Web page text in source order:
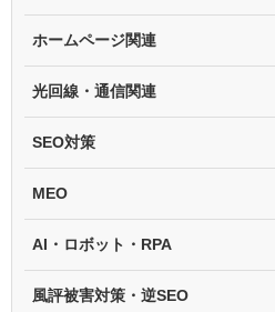
ホームページ関連
光回線・通信関連
SEO対策
MEO
AI・ロボット・RPA
風評被害対策・逆SEO